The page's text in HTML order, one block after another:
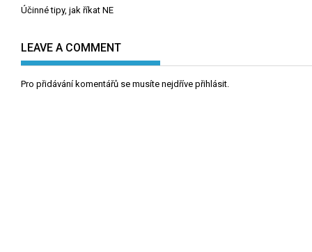
Navigace
příspěvek
Účinné tipy, jak říkat NE
LEAVE A COMMENT
Pro přidávání komentářů se musíte nejdříve přihlásit.